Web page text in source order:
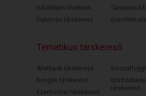
Válófélben lévőknek
Diplomás társkereső
Társkereső
Szerelem
Tematikus társkereső
Állatbarát társkereső
Bringás társkereső
Ezermester társkereső
társkereső